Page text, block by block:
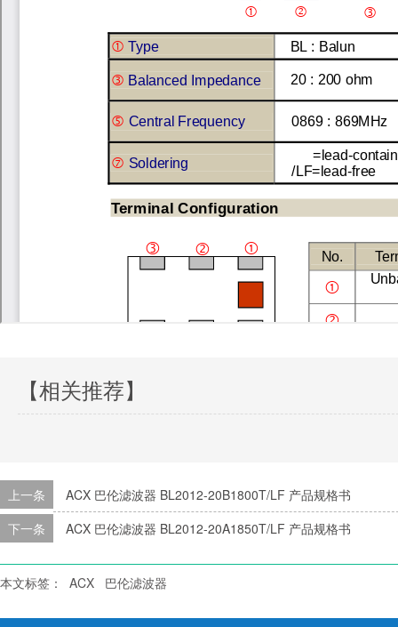
【相关推荐】
上一条
ACX 巴伦滤波器 BL2012-20B1800T/LF 产品规格书
下一条
ACX 巴伦滤波器 BL2012-20A1850T/LF 产品规格书
本文标签： ACX 巴伦滤波器